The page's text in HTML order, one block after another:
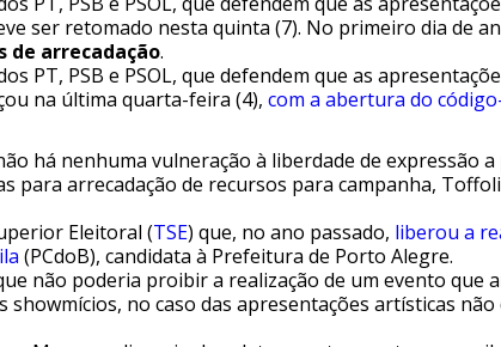
ser retomado nesta quinta (7). No primeiro dia de
de arrecadação.
PT, PSB e PSOL, que defendem que as
na última quarta-feira (4), com a abertura do
há nenhuma vulneração à liberdade de
para arrecadação de recursos para campanha,
Eleitoral (TSE) que, no ano passado, liberou a
(PCdoB), candidata à Prefeitura de Porto Alegre.
não poderia proibir a realização de um evento que
no caso das apresentações artísticas